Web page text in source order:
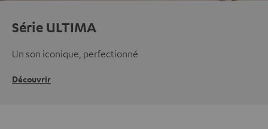
Série ULTIMA
Un son iconique, perfectionné
Découvrir